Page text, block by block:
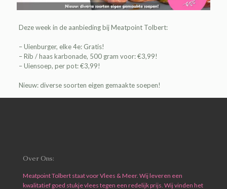
Deze week in de aanbieding bijMeatpoint Tolbert:
– Uienburger, elke 4e: Gratis!
– Rib / haas karbonade, 500 gram voor: €3,99!
– Uiensoep, per pot: €3,99!
Nieuw: diverse soorten eigen gemaakte soepen!
Over Ons:
Meatpoint Tolbert staat voor Vlees & Meer. Wij leveren een
kwalitatief goed stukje vlees tegen een redelijk prijs. Wij vinden het